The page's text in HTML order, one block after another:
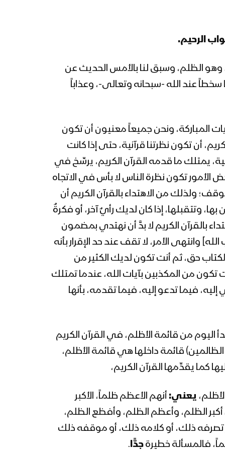
المحاضرة الرمضانية الخامسة
عشرة للسيد القائد عبدالملك
بدرالدين الحوثي 16 رمضان
عشرة للسيد القائد عبدالملك
بدرالدين الحوثي 15 رمضان
1444هـ
المحاضرة الرمضانية الثالثة عشرة
للسيد القائد عبدالملك
بدرالدين الحوثي 14 رمضان
1444هـ
المحاضرة الرمضانية الثانية عشرة
للسيد القائد عبدالملك
بدرالدين الحوثي 13 رمضان
1444هـ
المحاضرة الرمضانية الحادية
عشرة للسيد القائد عبدالملك
بدرالدين الحوثي 12 رمضان
للسيد القائد عبدالملك
بدرالدين الحوثي 11 رمضان
1444هـ
المحاضرة الرمضانية التاسعة
بدرالدين الحوثي 10 رمضان
1444هـ
المحاضرة الرمضانية الثامنة
للسيد القائد عبدالملك
الرحيم.
الظلم، وسبق لنا بالأمس الحديث عن
عند الله -سبحانه وتعالى-، وعذاباً
المباركة، ونحن جميعاً معنيون أن تكون
أن تكون نظرتنا قرآنية، حتى إذا كانت
يمتلك ما قدمه القرآن الكريم، يرسِّخ في
تكون نظرة الناس لا بأس في الاتجاه
ولذلك من الاهتداء بالقرآن الكريم أن
وتتقبلها، إذا كان لديك رأيٌ آخر، أو فكرةٌ
بالقرآن الكريم لا بدَّ أن نهتدي بمضمون
وانتهى الأمر، لا تقف عند حد الإقرار بأنه
الكتاب حق، ثم أنت تكون لديك الكثير من
تكون من المكذبين بآيات الله، عندما تمتلك
فيما تدعو إليه، فيما تقدمه، بأنها
من قائمة الأظلم، في القرآن الكريم
قائمة داخلها هي قائمة الأظلم،
كما يقدِّمها القرآن الكريم،
يعني: أنهم الأعظم ظلماً، الأكبر
الظلم، وأعظم الظلم، وأفظع الظلم،
تصرفه ذلك، أو كلامه ذلك، أو موقفه ذلك
فالمسألة خطيرة جدًّا .